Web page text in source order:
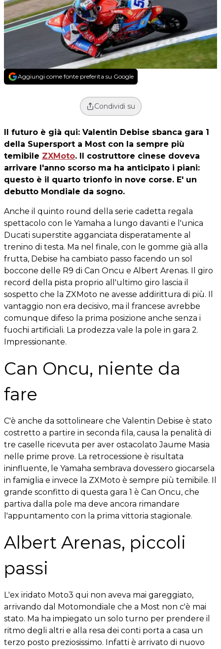
Aggiungi come fonte preferita su Google
Condividi su
Il futuro è già qui: Valentin Debise sbanca gara 1
della Supersport a Most con la sempre più
temibile ZXMoto. Il costruttore cinese doveva
arrivare l'anno scorso ma ha anticipato i piani:
questo è il quarto trionfo in nove corse. E' un
debutto Mondiale da sogno.
Anche il quinto round della serie cadetta regala
spettacolo con le Yamaha a lungo davanti e l'unica
Ducati superstite agganciata disperatamente al
trenino di testa. Ma nel finale, con le gomme già alla
frutta, Debise ha cambiato passo facendo un sol
boccone delle R9 di Can Oncu e Albert Arenas. Il giro
record della pista proprio all'ultimo giro lascia il
sospetto che la ZXMoto ne avesse addirittura di più. Il
vantaggio non era decisivo, ma il francese avrebbe
comunque difeso la prima posizione anche senza i
fuochi artificiali. La prodezza vale la pole in gara 2.
Impressionante.
Can Oncu, niente da
fare
C'è anche da sottolineare che Valentin Debise è stato
costretto a partire in seconda fila, causa la penalità di
tre caselle ricevuta per aver ostacolato Jaume Masia
nelle prime prove. La retrocessione è risultata
ininfluente, le Yamaha sembrava dovessero giocarsela
in famiglia e invece la ZXMoto è sempre più temibile. Il
grande sconfitto di questa gara 1 è Can Oncu, che
partiva dalla pole ma deve ancora rimandare
l'appuntamento con la prima vittoria stagionale.
Albert Arenas, piccoli
passi
L'ex iridato Moto3 qui non aveva mai gareggiato,
arrivando dal Motomondiale che a Most non c'è mai
stato. Ma ha impiegato un solo turno per prendere il
ritmo degli altri e alla resa dei conti porta a casa un
terzo posto preziosissimo. Infatti è arrivato di nuovo